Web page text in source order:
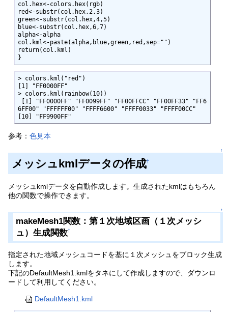
col.hex<-colors.hex(rgb)
red<-substr(col.hex,2,3)
green<-substr(col.hex,4,5)
blue<-substr(col.hex,6,7)
alpha<-alpha
col.kml<-paste(alpha,blue,green,red,sep="")
return(col.kml)
}
> colors.kml("red")
[1] "FF0000FF"
> colors.kml(rainbow(10))
6FF00" "FFFFFF00" "FFFF6600" "FFFF0033" "FFFF00CC"
[10] "FF9900FF"
参考：色見本
↑
メッシュkmlデータの作成†
メッシュkmlデータを自動作成します。生成されたkmlはもちろん
他の関数で操作できます。
↑
makeMesh1関数：第１次地域区画（１次メッシ
ュ）生成関数†
指定された地域メッシュコードを基に１次メッシュをブロック生成
します。
下記のDefaultMesh1.kmlをタネにして作成しますので、ダウンロ
ードして利用してください。
DefaultMesh1.kml